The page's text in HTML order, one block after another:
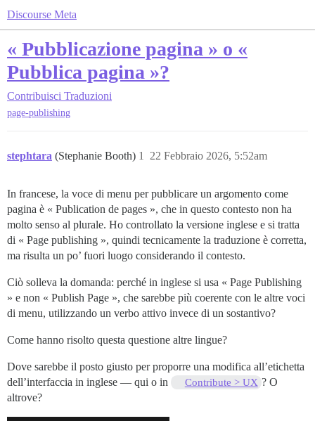
Discourse Meta
« Pubblicazione pagina » o «
Pubblica pagina »?
Contribuisci Traduzioni
page-publishing
stephtara (Stephanie Booth) 22 Febbraio 2026, 5:52am
1
In francese, la voce di menu per pubblicare un argomento come
pagina è « Publication de pages », che in questo contesto non ha
molto senso al plurale. Ho controllato la versione inglese e si tratta
di « Page publishing », quindi tecnicamente la traduzione è corretta,
ma risulta un po’ fuori luogo considerando il contesto.
Ciò solleva la domanda: perché in inglese si usa « Page Publishing
» e non « Publish Page », che sarebbe più coerente con le altre voci
di menu, utilizzando un verbo attivo invece di un sostantivo?
Come hanno risolto questa questione altre lingue?
Dove sarebbe il posto giusto per proporre una modifica all’etichetta
dell’interfaccia in inglese — qui o in
Contribute > UX ? O
altrove?